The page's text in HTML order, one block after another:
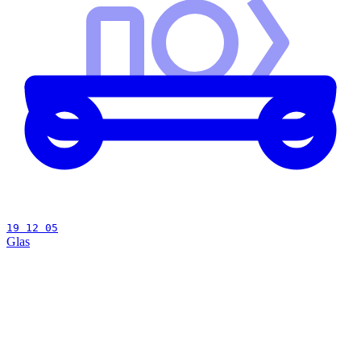
19 12 05
Glas